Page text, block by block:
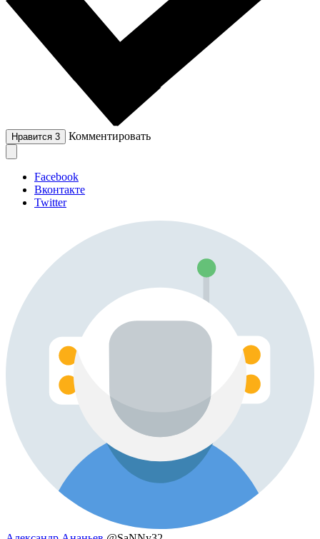
Нравится 3 Комментировать
Facebook
Вконтакте
Twitter